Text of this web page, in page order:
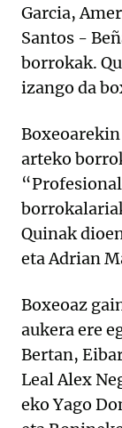
Garcia,
Santos -
borrokak.
izango da
arteko
Quinak
eta Adrian
Boxeoaz
aukera ere
Bertan,
Leal Alex
eko Yago